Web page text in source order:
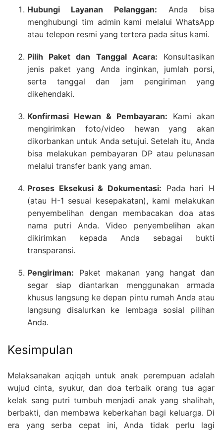
Hubungi Layanan Pelanggan: Anda bisa
menghubungi tim admin kami melalui WhatsApp
atau telepon resmi yang tertera pada situs kami.
Pilih Paket dan Tanggal Acara: Konsultasikan
jenis paket yang Anda inginkan, jumlah porsi,
serta tanggal dan jam pengiriman yang
dikehendaki.
Konfirmasi Hewan & Pembayaran: Kami akan
mengirimkan foto/video hewan yang akan
dikorbankan untuk Anda setujui. Setelah itu, Anda
bisa melakukan pembayaran DP atau pelunasan
melalui transfer bank yang aman.
Proses Eksekusi & Dokumentasi: Pada hari H
(atau H-1 sesuai kesepakatan), kami melakukan
penyembelihan dengan membacakan doa atas
nama putri Anda. Video penyembelihan akan
dikirimkan kepada Anda sebagai bukti
transparansi.
Pengiriman: Paket makanan yang hangat dan
segar siap diantarkan menggunakan armada
khusus langsung ke depan pintu rumah Anda atau
langsung disalurkan ke lembaga sosial pilihan
Anda.
Kesimpulan
Melaksanakan aqiqah untuk anak perempuan adalah
wujud cinta, syukur, dan doa terbaik orang tua agar
kelak sang putri tumbuh menjadi anak yang shalihah,
berbakti, dan membawa keberkahan bagi keluarga. Di
era yang serba cepat ini, Anda tidak perlu lagi